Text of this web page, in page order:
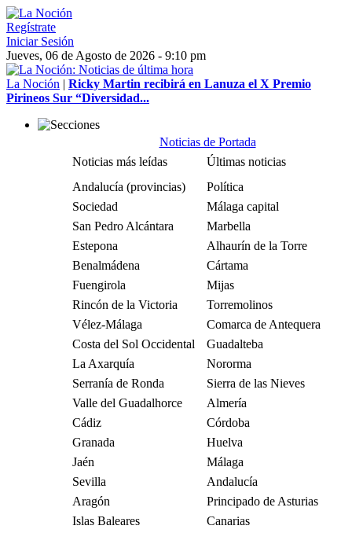
Regístrate
Iniciar Sesión
Jueves, 06 de Agosto de 2026 - 9:10 pm
La Noción | Ricky Martin recibirá en Lanuza el X Premio
Pirineos Sur “Diversidad...
Noticias de Portada
Noticias más leídas
Últimas noticias
Andalucía (provincias)
Política
Sociedad
Málaga capital
San Pedro Alcántara
Marbella
Estepona
Alhaurín de la Torre
Benalmádena
Cártama
Fuengirola
Mijas
Rincón de la Victoria
Torremolinos
Vélez-Málaga
Comarca de Antequera
Costa del Sol Occidental
Guadalteba
La Axarquía
Nororma
Serranía de Ronda
Sierra de las Nieves
Valle del Guadalhorce
Almería
Cádiz
Córdoba
Granada
Huelva
Jaén
Málaga
Sevilla
Andalucía
Aragón
Principado de Asturias
Islas Baleares
Canarias